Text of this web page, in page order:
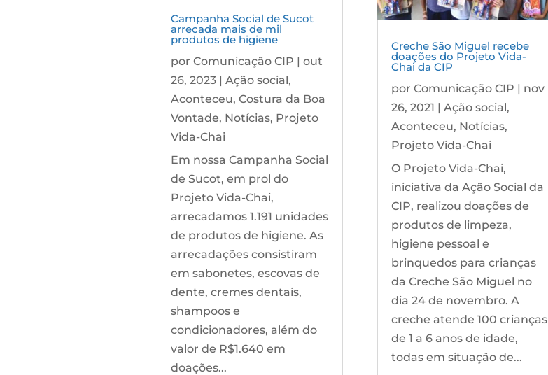
Campanha Social de Sucot
arrecada mais de mil
produtos de higiene
por Comunicação CIP | out
26, 2023 | Ação social,
Aconteceu, Costura da Boa
Vontade, Notícias, Projeto
Vida-Chai
Em nossa Campanha Social
de Sucot, em prol do
Projeto Vida-Chai,
arrecadamos 1.191 unidades
de produtos de higiene. As
arrecadações consistiram
em sabonetes, escovas de
dente, cremes dentais,
shampoos e
condicionadores, além do
valor de R$1.640 em
doações...
Creche São Miguel recebe
doações do Projeto Vida-
Chai da CIP
porComunicação CIP | nov
26, 2021 |Ação social,
Aconteceu, Notícias,
Projeto Vida-Chai
O Projeto Vida-Chai,
iniciativa da Ação Social da
CIP, realizou doações de
produtos de limpeza,
higiene pessoal e
brinquedos para crianças
da Creche São Miguel no
dia 24 de novembro. A
creche atende 100 crianças
de 1 a 6 anos de idade,
todas em situação de...